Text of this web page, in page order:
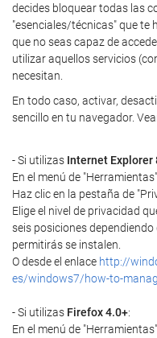
decides bloquear todas las
"esenciales/técnicas" que te
que no seas capaz de
utilizar aquellos servicios
necesitan.
En todo caso, activar,
sencillo en tu navegador.
- Si utilizas Internet Explorer
En el menú de
Haz clic en la pestaña de
Elige el nivel de privacidad
seis posiciones
permitirás se instalen.
O desde el enlace http://
es/windows7/how-to-
- Si utilizas Firefox 4.0+:
En el menú de